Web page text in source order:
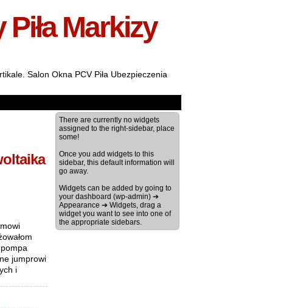
Markizy
Salon Okna PCV Piła Ubezpieczenia
jumprowi
i
There are currently no widgets
assigned to the right-sidebar, place
some!
Once you add widgets to this
sidebar, this default information will
go away.
Widgets can be added by going to
your dashboard (wp-admin) ➔
Appearance ➔ Widgets, drag a
widget you want to see into one of
the appropriate sidebars.